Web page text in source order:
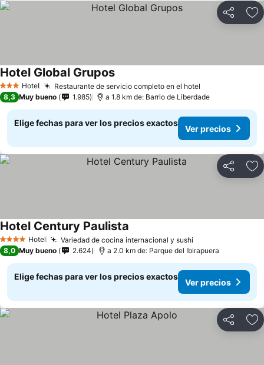
Compartir
3 Estrellas
Hotel Restaurante de servicio completo en el hotel
Hotel Global GruposVer precios
8,3 Muy bueno 1.985 a 1.8 km de: Barrio de Liberdade
Elige fechas para ver los precios exactos
Ver precios
Compartir
4 EstrellasHotel Variedad de cocina internacional y sushi
Hotel Century Paulista
8,0 Muy bueno 2.624 a 2.0 km de: Parque del Ibirapuera
Elige fechas para ver los precios exactos
Ver precios
Compartir